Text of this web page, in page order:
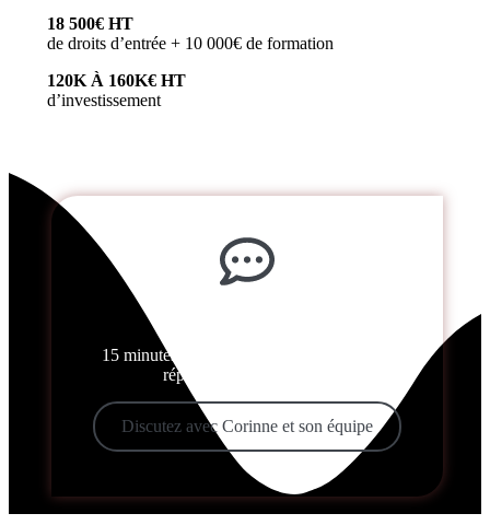
18 500€ HT
de droits d’entrée + 10 000€ de formation
120K À 160K€ HT
d’investissement
15 minutes gratuites pour repartir avec des
réponses à vos questions
Discutez avec Corinne et son équipe